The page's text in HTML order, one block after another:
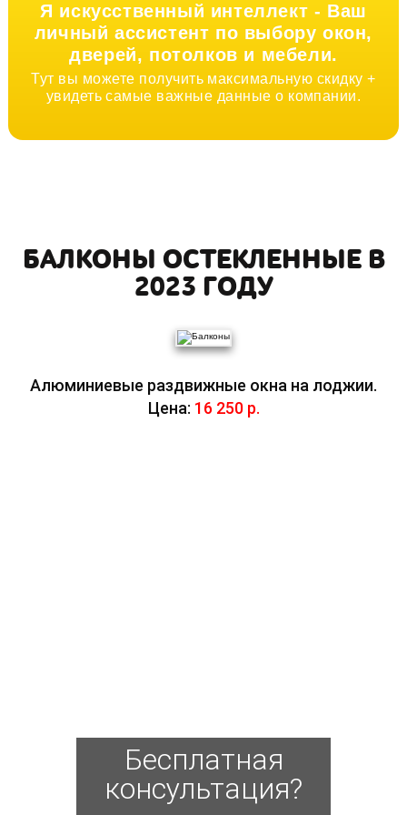
Я искусственный интеллект - Ваш
личный ассистент по выбору окон,
дверей, потолков и мебели.
Тут вы можете получить максимальную скидку +
увидеть самые важные данные о компании.
БАЛКОНЫ ОСТЕКЛЕННЫЕ В
2023 ГОДУ
Алюминиевые раздвижные окна на лоджии.
Цена: 16 250 р.
Бесплатная
консультация?